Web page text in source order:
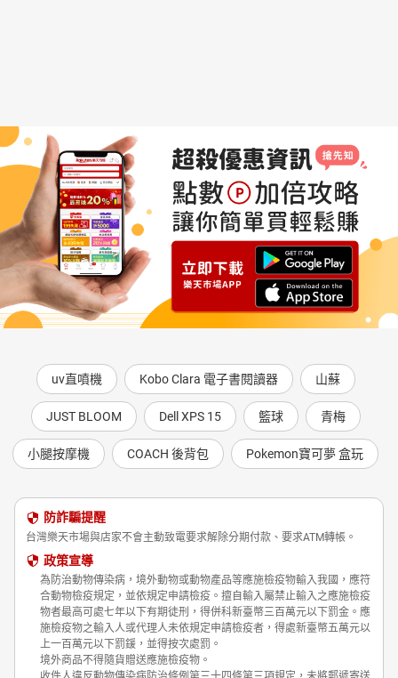
uv直噴機 Kobo Clara 電子書閱讀器 山蘇
JUST BLOOM Dell XPS 15 籃球 青梅
小腿按摩機 COACH 後背包 Pokemon寶可夢 盒玩
防詐騙提醒
台灣樂天市場與店家不會主動致電要求解除分期付款、要求ATM轉帳。
政策宣導
為防治動物傳染病，境外動物或動物產品等應施檢疫物輸入我國，應符
合動物檢疫規定，並依規定申請檢疫。擅自輸入屬禁止輸入之應施檢疫
物者最高可處七年以下有期徒刑，得併科新臺幣三百萬元以下罰金。應
施檢疫物之輸入人或代理人未依規定申請檢疫者，得處新臺幣五萬元以
上一百萬元以下罰鍰，並得按次處罰。
境外商品不得隨貨贈送應施檢疫物。